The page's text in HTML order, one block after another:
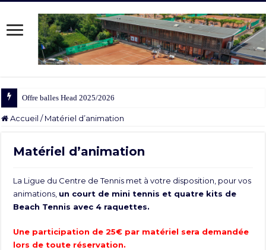
Offre balles Head 2025/2026
Accueil / Matériel d’animation
Matériel d’animation
La Ligue du Centre de Tennis met à votre disposition, pour vos
animations, un court de mini tennis et quatre kits de
Beach Tennis avec 4 raquettes.
Une participation de 25€ par matériel sera demandée
lors de toute réservation.